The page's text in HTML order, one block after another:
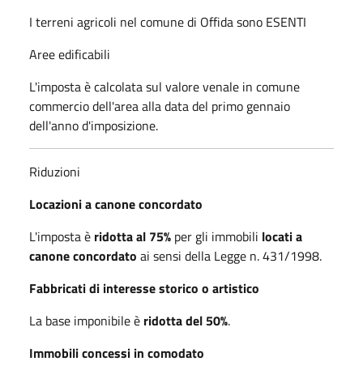
I terreni agricoli nel comune di Offida sono ESENTI
Aree edificabili
L'imposta è calcolata sul valore venale in comune
commercio dell'area alla data del primo gennaio
dell'anno d'imposizione.
Riduzioni
Locazioni a canone concordato
L'imposta è ridotta al 75% per gli immobili locati a
canone concordato ai sensi della Legge n. 431/1998.
Fabbricati di interesse storico o artistico
La base imponibile è ridotta del 50%.
Immobili concessi in comodato